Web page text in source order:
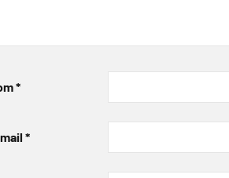
*
*